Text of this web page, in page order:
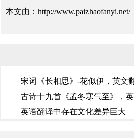
本文由：http://www.paizhaofanyi.net/
宋词《长相思》-花似伊，英文
古诗十九首《孟冬寒气至》，
英语翻译中存在文化差异巨大